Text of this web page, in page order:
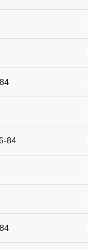
84